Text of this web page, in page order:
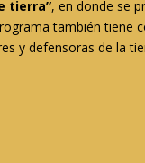
tierra”, en donde se
también tiene
y defensoras de la